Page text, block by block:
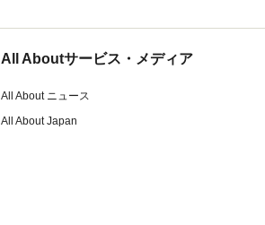
All Aboutサービス・メディア
All About ニュース
All About Japan